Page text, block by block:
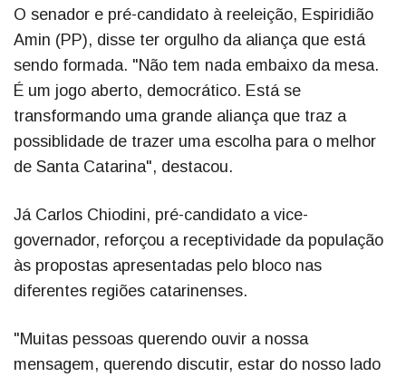
O senador e pré-candidato à reeleição, Espiridião
Amin (PP), disse ter orgulho da aliança que está
sendo formada. "Não tem nada embaixo da mesa.
É um jogo aberto, democrático. Está se
transformando uma grande aliança que traz a
possiblidade de trazer uma escolha para o melhor
de Santa Catarina", destacou.
Já Carlos Chiodini, pré-candidato a vice-
governador, reforçou a receptividade da população
às propostas apresentadas pelo bloco nas
diferentes regiões catarinenses.
"Muitas pessoas querendo ouvir a nossa
mensagem, querendo discutir, estar do nosso lado